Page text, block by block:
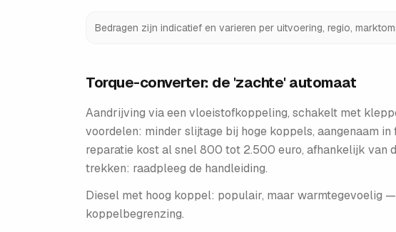
Bedragen zijn indicatief en varieren per uitvoering, regio,
Torque-converter: de 'zachte' automaat
Aandrijving via een vloeistofkoppeling, schakelt met
voordelen: minder slijtage bij hoge koppels, aangenaam
reparatie kost al snel 800 tot 2.500 euro, afhankelijk van
trekken: raadpleeg de handleiding.
Diesel met hoog koppel: populair, maar warmtegevoelig
koppelbegrenzing.